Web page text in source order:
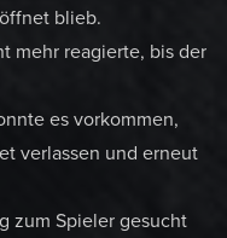
blieb.
mehr reagierte, bis der
es vorkommen,
verlassen und erneut
zum Spieler gesucht